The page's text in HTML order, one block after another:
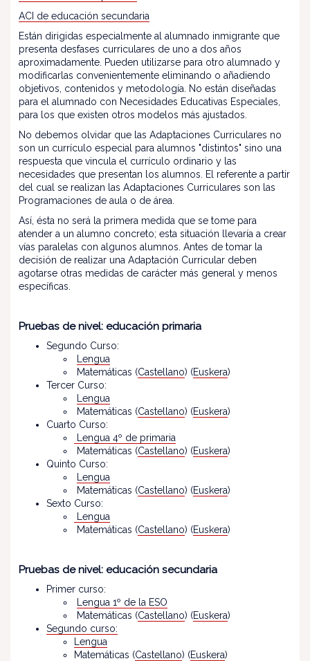
ACI de educación secundaria
Están dirigidas especialmente al alumnado inmigrante que
presenta desfases curriculares de uno a dos años
aproximadamente. Pueden utilizarse para otro alumnado y
modificarlas convenientemente eliminando o añadiendo
objetivos, contenidos y metodología. No están diseñadas
para el alumnado con Necesidades Educativas Especiales,
para los que existen otros modelos más ajustados.
No debemos olvidar que las Adaptaciones Curriculares no
son un currículo especial para alumnos "distintos" sino una
respuesta que vincula el currículo ordinario y las
necesidades que presentan los alumnos. El referente a partir
del cual se realizan las Adaptaciones Curriculares son las
Programaciones de aula o de área.
Así, ésta no será la primera medida que se tome para
atender a un alumno concreto; esta situación llevaría a crear
vías paralelas con algunos alumnos. Antes de tomar la
decisión de realizar una Adaptación Curricular deben
agotarse otras medidas de carácter más general y menos
específicas.
Pruebas de nivel: educación primaria
Segundo Curso:
Lengua
Matemáticas (Castellano) (Euskera)
Tercer Curso:
Lengua
Matemáticas (Castellano) (Euskera)
Cuarto Curso:
Lengua 4º de primaria
Matemáticas (Castellano) (Euskera)
Quinto Curso:
Lengua
Matemáticas (Castellano) (Euskera)
Sexto Curso:
Lengua
Matemáticas (Castellano) (Euskera)
Pruebas de nivel: educación secundaria
Primer curso:
Lengua 1º de la ESO
Matemáticas (Castellano) (Euskera)
Segundo curso:
Lengua
Matemáticas (Castellano) (Euskera)